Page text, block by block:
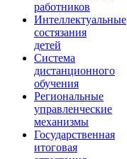
работников
Интеллектуальные
состязания
детей
Система
дистанционного
обучения
Региональные
управленческие
механизмы
Государственная
итоговая